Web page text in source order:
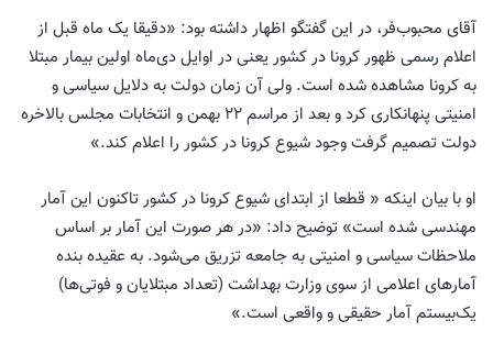
آقای محبوب‌فر، در این گفتگو اظهار داشته بود: «دقیقا یک ماه قبل از
اعلام رسمی ظهور کرونا در کشور یعنی در اوایل دی‌ماه اولین بیمار مبتلا
به کرونا مشاهده شده است. ولی آن زمان دولت به دلایل سیاسی و
امنیتی پنهانکاری کرد و بعد از مراسم ۲۲ بهمن و انتخابات مجلس بالاخره
دولت تصمیم گرفت وجود شیوع کرونا در کشور را اعلام کند.»
او با بیان اینکه « قطعا از ابتدای شیوع کرونا در کشور تاکنون این آمار
مهندسی شده است» توضیح داد: «در هر صورت این آمار بر اساس
ملاحظات سیاسی و امنیتی به جامعه تزریق می‌شود. به عقیده بنده
آمارهای اعلامی از سوی وزارت بهداشت (تعداد مبتلایان و فوتی‌ها)
یک‌بیستم آمار حقیقی و واقعی است.»